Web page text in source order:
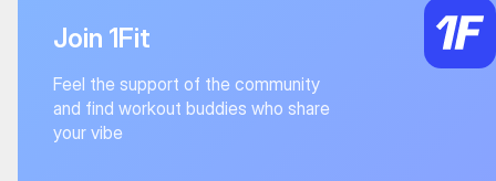
Join 1Fit
Feel the support of the community
and find workout buddies who share
your vibe